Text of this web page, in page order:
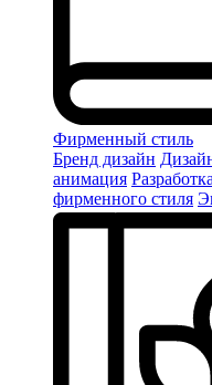
Фирменный стиль
Бренд дизайн
анимация
фирменного стиля